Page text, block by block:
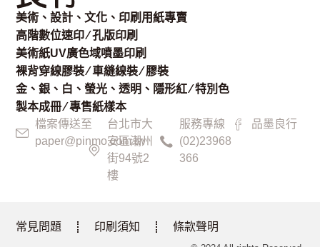
美術、設計、文化、印刷用紙專賣
高階數位速印 ⁄ 孔版印刷
美術紙UV廣色域噴墨印刷
裸背穿線膠裝 ⁄ 車縫線裝 ⁄ 膠裝
金、銀、白、螢光、透明、隱形紅 ⁄ 特別色
製本成冊 ⁄ 專售紙樣本
檔案傳送至
paper@pinmo.com.tw
台北市大
安區潮州
街94號2
樓
服務專線
(02)23968
366
品墨良行
常見問題 印刷須知 條款聲明